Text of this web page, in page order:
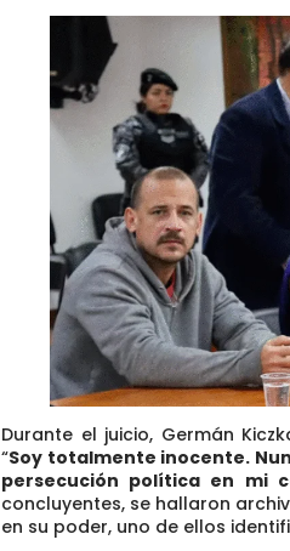
Durante el juicio, Germán
“Soy totalmente inocente.
persecución política en mi
concluyentes, se hallaron
en su poder, uno de ellos